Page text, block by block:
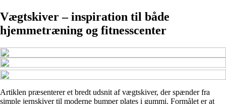
Vægtskiver – inspiration til både
hjemmetræning og fitnesscenter
Artiklen præsenterer et bredt udsnit af vægtskiver, der spænder fra
simple jernskiver til moderne bumper plates i gummi. Formålet er at